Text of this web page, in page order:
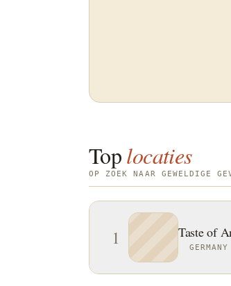
Toplocaties
OP ZOEK NAAR GEWELDIGE
1 Taste of
GERMANY